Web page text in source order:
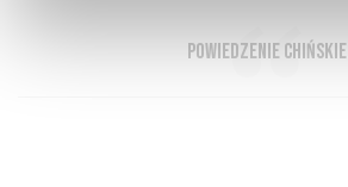
powiedzenie chińskie